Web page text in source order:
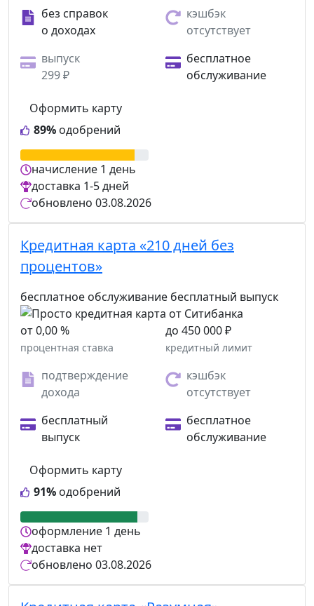
без справок
о доходах
кэшбэк
отсутствует
выпуск
299 ₽
бесплатное
обслуживание
89% одобрений
Оформить карту
начисление 1 день
доставка 1-5 дней
обновлено 03.08.2026
Кредитная карта «210 дней без
процентов»
бесплатное обслуживание бесплатный выпуск
от 0,00 %
процентная ставка
до 450 000 ₽
кредитный лимит
подтверждение
дохода
кэшбэк
отсутствует
бесплатный
выпуск
бесплатное
обслуживание
91% одобрений
Оформить карту
оформление 1 день
доставка нет
обновлено 03.08.2026